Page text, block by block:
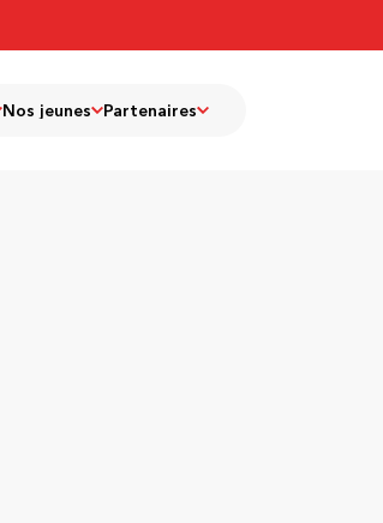
Nos jeunes Partenaires